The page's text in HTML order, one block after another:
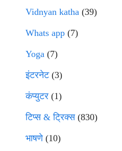
Vidnyan katha (39)
Whats app (7)
Yoga (7)
इंटरनेट(3)
कंप्युटर (1)
टिप्स & ट्रिक्स(830)
भाषणे(10)